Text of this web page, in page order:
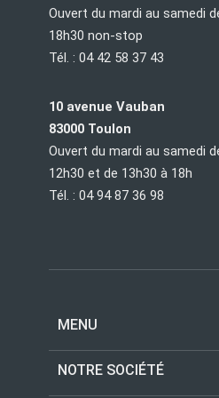
Ouvert du mardi au samedi
18h30 non-stop
Tél. : 04 42 58 37 43
10 avenue Vauban
83000 Toulon
Ouvert du mardi au samedi
12h30 et de 13h30 à 18h
Tél. : 04 94 87 36 98
MENU
NOTRE SOCIÉTÉ